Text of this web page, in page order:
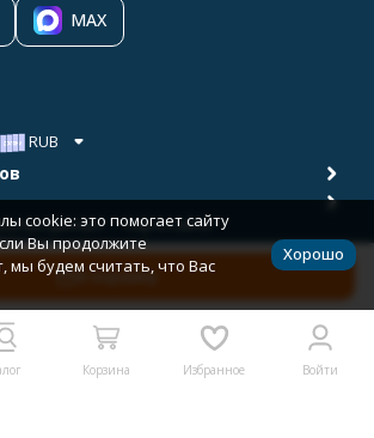
В корзину
Корзина Избранное Войти
MAX
RUB
данных
Карта сайта
cookie: это помогает сайту
Вы продолжите
мы будем считать, что Вас
Хорошо